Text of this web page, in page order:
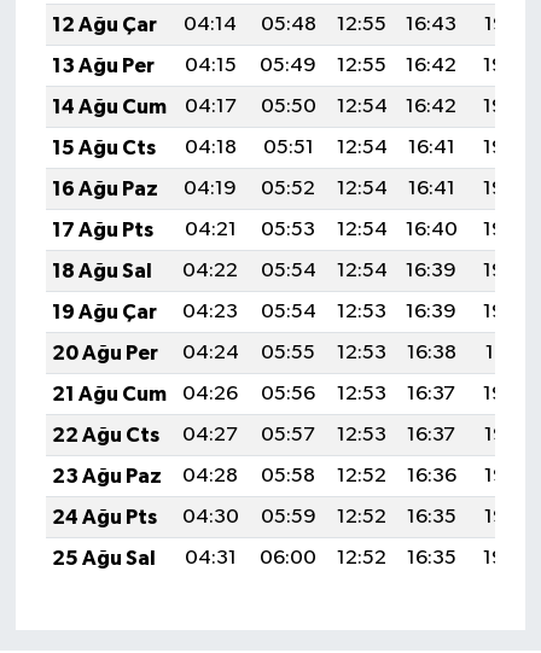
12 Ağu Çar
04:14 05:48 12:55 16:43
19:52
13 Ağu Per
04:15 05:49 12:55 16:42
19:50
14 Ağu Cum
04:17 05:50 12:54 16:42
19:49
15 Ağu Cts
04:18 05:51 12:54 16:41
19:48
16 Ağu Paz
04:19 05:52 12:54 16:41
19:46
17 Ağu Pts
04:21 05:53 12:54 16:40
19:45
18 Ağu Sal
04:22 05:54 12:54 16:39
19:44
19 Ağu Çar
04:23 05:54 12:53 16:39
19:42
20 Ağu Per
04:24 05:55 12:53 16:38
19:41
21 Ağu Cum
04:26 05:56 12:53 16:37
19:40
22 Ağu Cts
04:27 05:57 12:53 16:37
19:38
23 Ağu Paz
04:28 05:58 12:52 16:36
19:37
24 Ağu Pts
04:30 05:59 12:52 16:35
19:35
25 Ağu Sal
04:31 06:00 12:52 16:35 19:34